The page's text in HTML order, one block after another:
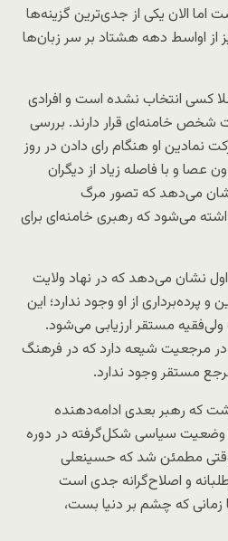
اما الان یکی از جدی‌ترین گزینه‌ها
از اواسط دهه هشتاد بر سر زبان‌ها
کسی انتخاب نشده است و افرادی
خامنه‌ای قرار دارند. بررسی
نمادین او هنگام رای دادن در روز
عصا و با فاصله زیاد از دیگران
می‌دهد که تصور مرگ
می‌شود که رهبری خامنه‌ای برای
نشان می‌دهد که در نهاد ولایت
پرده‌برداری از او وجود ندارد؛ این
مستقر ارزیابی می‌شود.
در مرجعیت شیعه دارد که در فرهنگ
مستقر وجود ندارد.
که رهبر بعدی ادامه‌دهنده
سیاسی شکل‌گرفته در دوره
وقتی مطمئن شد که حسینعلی
و اصلاح‌گرانه جدی است
زمانی که چشم بر دنیا بست،